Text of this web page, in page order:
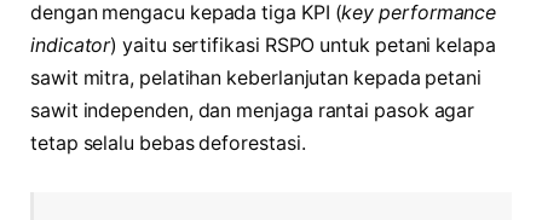
dengan mengacu kepada tiga KPI (key performance
indicator) yaitu sertifikasi RSPO untuk petani kelapa
sawit mitra, pelatihan keberlanjutan kepada petani
sawit independen, dan menjaga rantai pasok agar
tetap selalu bebas deforestasi.